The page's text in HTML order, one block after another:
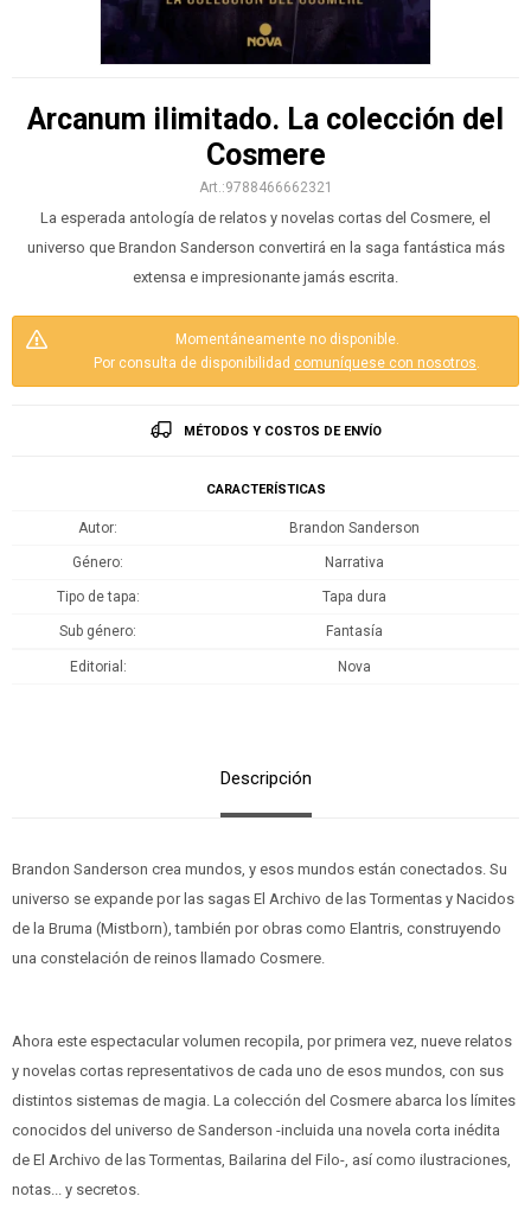
Arcanum ilimitado. La colección del
Cosmere
9788466662321
La esperada antología de relatos y novelas cortas del Cosmere, el
universo que Brandon Sanderson convertirá en la saga fantástica más
extensa e impresionante jamás escrita.
Momentáneamente no disponible.
Por consulta de disponibilidad comuníquese con nosotros.
MÉTODOS Y COSTOS DE ENVÍO
CARACTERÍSTICAS
Autor Brandon Sanderson
Género Narrativa
Tipo de tapa Tapa dura
Sub género Fantasía
Editorial Nova
Descripción
Brandon Sanderson crea mundos, y esos mundos están conectados. Su
universo se expande por las sagas El Archivo de las Tormentas y Nacidos
de la Bruma (Mistborn), también por obras como Elantris, construyendo
una constelación de reinos llamado Cosmere.
Ahora este espectacular volumen recopila, por primera vez, nueve relatos
y novelas cortas representativos de cada uno de esos mundos, con sus
distintos sistemas de magia. La colección del Cosmere abarca los límites
conocidos del universo de Sanderson -incluida una novela corta inédita
de El Archivo de las Tormentas, Bailarina del Filo-, así como ilustraciones,
notas... y secretos.